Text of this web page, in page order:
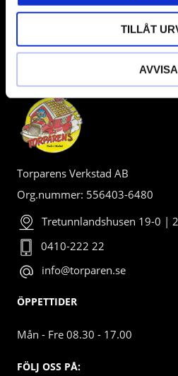
TILLÅT
AVVISA
Torparens Verkstad AB
Org.nummer: 556403-6480
Tretunnlandshusen 19-0 |
0410-222 22
info@torparen.se
ÖPPETTIDER
Mån - Fre 08.30 - 17.00
FÖLJ OSS PÅ: